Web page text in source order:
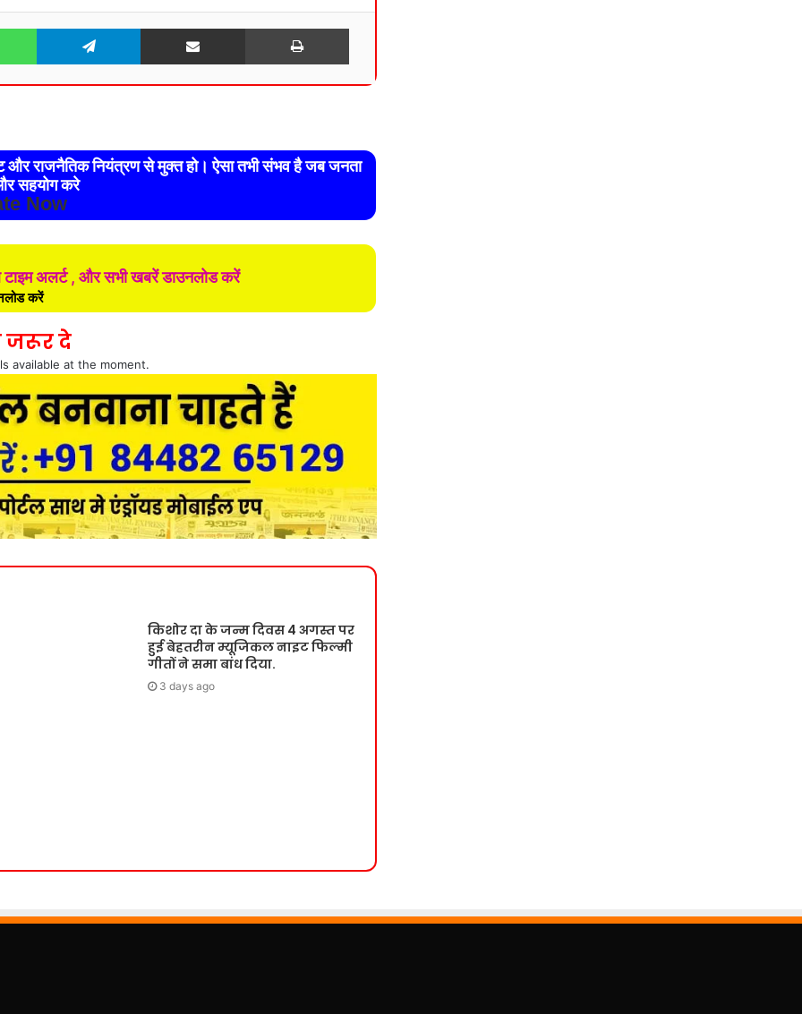
WhatsApp Telegram Share via Email Print
और राजनैतिक नियंत्रण से मुक्त हो। ऐसा तभी संभव है जब जनता
सहयोग करे
Now
टाइम अलर्ट , और सभी खबरें डाउनलोड करें
करें
जरूर दे
available at the moment.
किशोर दा के जन्म दिवस 4 अगस्त पर
हुई बेहतरीन म्यूजिकल नाइट फिल्मी
गीतों ने समा बांध दिया.
3 days ago